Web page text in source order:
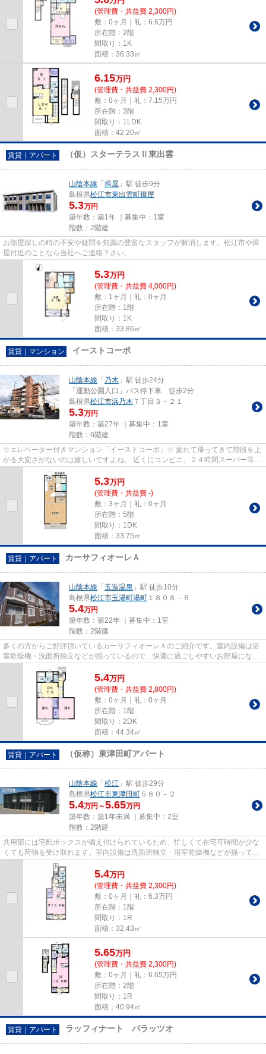
(管理費・共益費 2,300円)
敷：0ヶ月｜礼：6.6万円
所在階：2階
間取り：1K
面積：36.33㎡
6.15万円
(管理費・共益費 2,300円)
敷：0ヶ月｜礼：7.15万円
所在階：3階
間取り：1LDK
面積：42.20㎡
賃貸｜アパート （仮）スターテラスⅡ東出雲
山陰本線 「 揖屋 」駅 徒歩9分
島根県松江市東出雲町揖屋
5.3万円
築年数：築1年 ｜募集中： 1室
階数：2階建
お部屋探しの時の不安や疑問を知識の豊富なスタッフが解消します。松江市や揖
屋付近のことなら当社へご連絡下さい。
5.3万円
(管理費・共益費 4,000円)
敷：1ヶ月｜礼：0ヶ月
所在階：1階
間取り：1K
面積：33.86㎡
賃貸｜マンション イーストコーポ
山陰本線 「 乃木 」駅 徒歩24分
「運動公園入口」バス停下車 徒歩2分
島根県松江市浜乃木 ７丁目３－２１
5.3万円
築年数：築27年 ｜募集中： 1室
階数：6階建
☆エレベーター付きマンション「イーストコーポ」☆ 疲れて帰ってきて階段を上
がる大変さがないのは嬉しいですよね。 近くにコンビニ、２４時間スーパー等あ
りますので生活に不便はなさ...
5.3万円
(管理費・共益費 -)
敷：3ヶ月｜礼：0ヶ月
所在階：5階
間取り：1DK
面積：33.75㎡
賃貸｜アパート カーサフィオーレＡ
山陰本線 「 玉造温泉 」駅 徒歩10分
島根県松江市玉湯町湯町 １８０８－６
5.4万円
築年数：築22年 ｜募集中： 1室
階数：2階建
多くの方からご好評頂いているカーサフィオーレＡのご紹介です。室内設備は浴
室乾燥機・洗面所独立などが揃っているので、快適に過ごしやすいお部屋になり
ます。新しい生活のスタート...
5.4万円
(管理費・共益費 2,800円)
敷：0ヶ月｜礼：0ヶ月
所在階：1階
間取り：2DK
面積：44.34㎡
賃貸｜アパート （仮称）東津田町アパート
山陰本線 「 松江 」駅 徒歩29分
島根県松江市東津田町 ５８０－２
5.4万円～5.65万円
築年数：築1年未満 ｜募集中： 2室
階数：2階建
共用部には宅配ボックスが備え付けられているため、忙しくて在宅可時間が少な
くても荷物を受け取れます。室内設備は洗面所独立・浴室乾燥機などが揃ってお
り、とても充実しています。B...
5.4万円
(管理費・共益費 2,300円)
敷：0ヶ月｜礼：6.3万円
所在階：1階
間取り：1R
面積：32.43㎡
5.65万円
(管理費・共益費 2,300円)
敷：0ヶ月｜礼：6.65万円
所在階：2階
間取り：1R
面積：40.94㎡
賃貸｜アパート ラッフィナート パラッツオ